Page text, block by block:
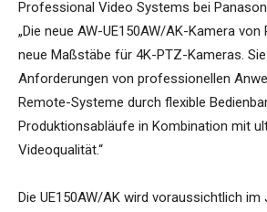
Professional Video Systems bei
„Die neue AW-UE150AW/AK-Kamera
neue Maßstäbe für 4K-PTZ-Kameras.
Anforderungen von professionellen
Remote-Systeme durch flexible
Produktionsabläufe in Kombination mit
Videoqualität.“
Die UE150AW/AK wird voraussichtlich im